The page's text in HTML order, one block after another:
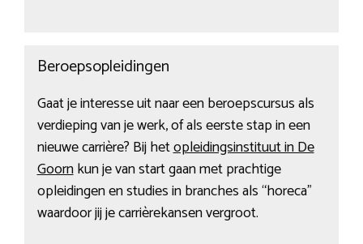
Beroepsopleidingen
Gaat je interesse uit naar een beroepscursus als
verdieping van je werk, of als eerste stap in een
nieuwe carrière? Bij hetopleidingsinstituut in De
Goornkun je van start gaan met prachtige
opleidingen en studies in branches als “horeca”
waardoor jij je carrièrekansen vergroot.